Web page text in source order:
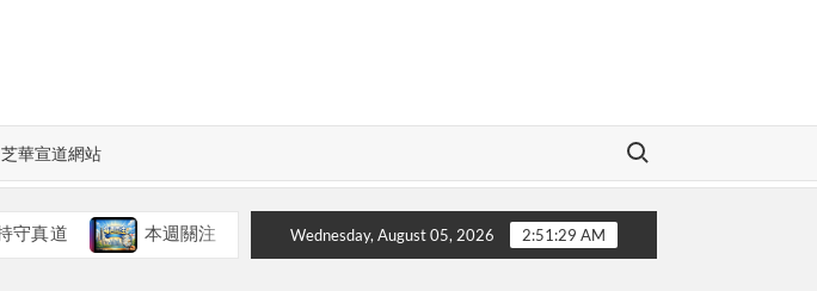
芝華宣道網站
Search for:
本週關注 慈愛的神 本週關注 聖經
Wednesday, August 05, 2026 2:51:30 AM